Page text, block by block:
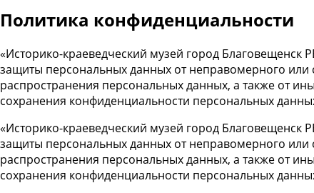
Политика конфиденциальности
«Историко-краеведческий музей город
защиты персональных данных от неправомерного или
распространения персональных данных, а также от
сохранения конфиденциальности персональных
«Историко-краеведческий музей город
защиты персональных данных от неправомерного или
распространения персональных данных, а также от
сохранения конфиденциальности персональных